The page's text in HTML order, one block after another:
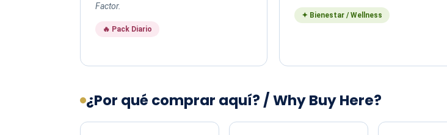
Factor.
🔥 Pack Diario
✦ Bienestar / Wellness
¿Por qué comprar aquí? / Why Buy Here?